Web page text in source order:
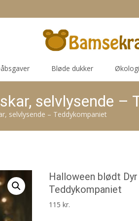
Bløde dukker
selvlysende –
selvlysende – Teddykompaniet
Halloween blødt
Teddykompaniet
115kr.